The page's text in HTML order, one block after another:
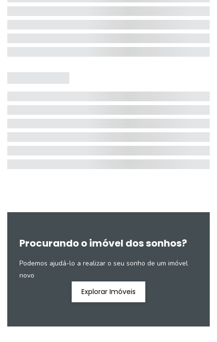
Procurando o imóvel dos sonhos?
Podemos ajudá-lo a realizar o seu sonho de um imóvel
novo
Explorar Imóveis